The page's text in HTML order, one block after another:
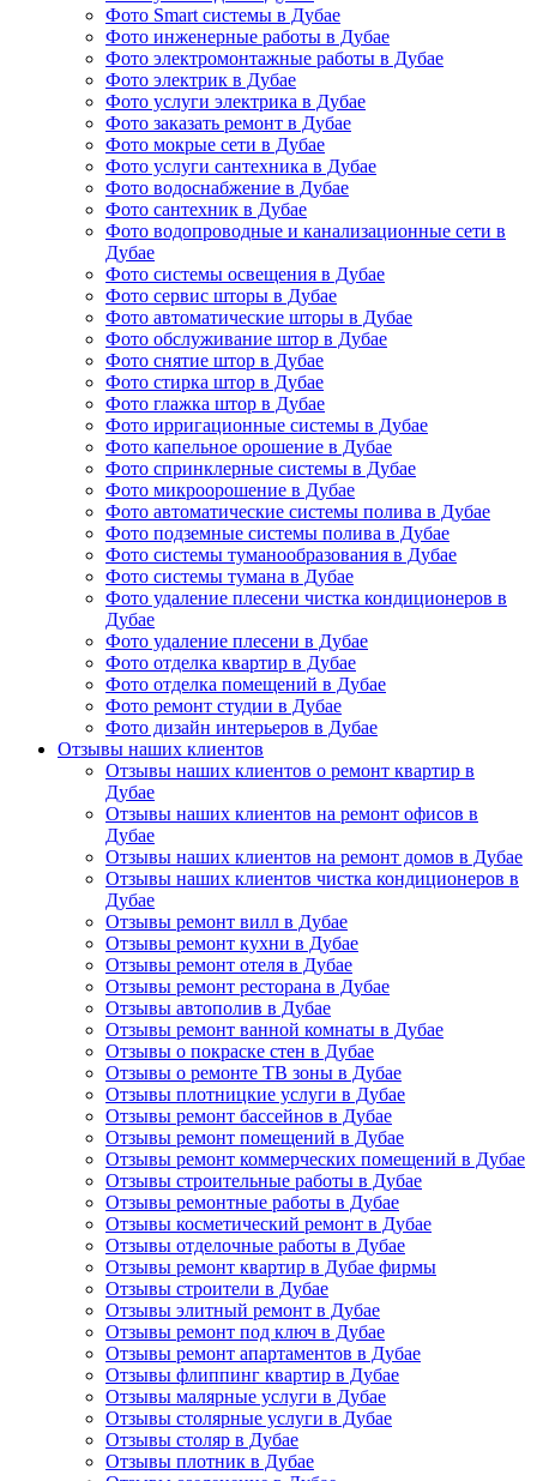
Фото Smart системы в Дубае
Фото инженерные работы в Дубае
Фото электромонтажные работы в Дубае
Фото электрик в Дубае
Фото услуги электрика в Дубае
Фото заказать ремонт в Дубае
Фото мокрые сети в Дубае
Фото услуги сантехника в Дубае
Фото водоснабжение в Дубае
Фото сантехник в Дубае
Фото водопроводные и канализационные сети в
Дубае
Фото системы освещения в Дубае
Фото сервис шторы в Дубае
Фото автоматические шторы в Дубае
Фото обслуживание штор в Дубае
Фото снятие штор в Дубае
Фото стирка штор в Дубае
Фото глажка штор в Дубае
Фото ирригационные системы в Дубае
Фото капельное орошение в Дубае
Фото спринклерные системы в Дубае
Фото микроорошение в Дубае
Фото автоматические системы полива в Дубае
Фото подземные системы полива в Дубае
Фото системы туманообразования в Дубае
Фото системы тумана в Дубае
Фото удаление плесени чистка кондиционеров в
Дубае
Фото удаление плесени в Дубае
Фото отделка квартир в Дубае
Фото отделка помещений в Дубае
Фото ремонт студии в Дубае
Фото дизайн интерьеров в Дубае
Отзывы наших клиентов
Отзывы наших клиентов о ремонт квартир в
Дубае
Отзывы наших клиентов на ремонт офисов в
Дубае
Отзывы наших клиентов на ремонт домов в Дубае
Отзывы наших клиентов чистка кондиционеров в
Дубае
Отзывы ремонт вилл в Дубае
Отзывы ремонт кухни в Дубае
Отзывы ремонт отеля в Дубае
Отзывы ремонт ресторана в Дубае
Отзывы автополив в Дубае
Отзывы ремонт ванной комнаты в Дубае
Отзывы о покраске стен в Дубае
Отзывы о ремонте ТВ зоны в Дубае
Отзывы плотницкие услуги в Дубае
Отзывы ремонт бассейнов в Дубае
Отзывы ремонт помещений в Дубае
Отзывы ремонт коммерческих помещений в Дубае
Отзывы строительные работы в Дубае
Отзывы ремонтные работы в Дубае
Отзывы косметический ремонт в Дубае
Отзывы отделочные работы в Дубае
Отзывы ремонт квартир в Дубае фирмы
Отзывы строители в Дубае
Отзывы элитный ремонт в Дубае
Отзывы ремонт под ключ в Дубае
Отзывы ремонт апартаментов в Дубае
Отзывы флиппинг квартир в Дубае
Отзывы малярные услуги в Дубае
Отзывы столярные услуги в Дубае
Отзывы столяр в Дубае
Отзывы плотник в Дубае